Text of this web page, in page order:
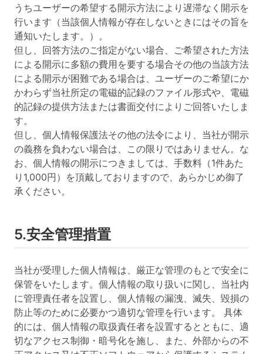
うちユーザーの希望する開示方法により遅滞なく開示を
行います（当該個人情報が存在しないときにはその旨を
通知いたします。）。
但し、回答方法のご指定がない場合、ご希望された方法
による開示に多額の費用を要する場合その他の当該方法
による開示が困難である場合は、ユーザーのご希望にか
かわらず当社所定の電磁的記録のファイル形式や、電磁
的記録の提供方法または書面交付によりご回答いたしま
す。
但し、個人情報保護法その他の法令により、当社が開示
の義務を負わない場合は、この限りではありません。な
お、個人情報の開示につきましては、手数料（1件あた
り1,000円）を頂戴しておりますので、あらかじめ御了
承ください。
5.安全管理措置
当社が受理した個人情報は、厳正な管理のもとで安全に
保管をいたします。個人情報の取り扱いに関し、当社内
に管理責任者を設置し、個人情報の漏洩、滅失、毀損の
防止等のために必要かつ適切な管理を行います。 具体
的には、個人情報の取扱責任者を設置するとともに、適
切なアクセス制御・暗号化を施し、また、外部からの不